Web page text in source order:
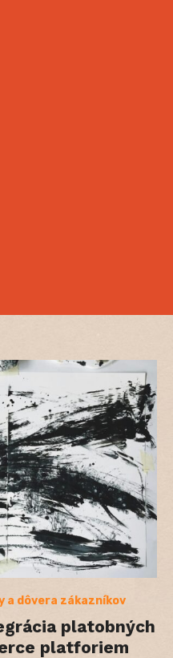
a dôvera zákazníkov
platobných
platforiem